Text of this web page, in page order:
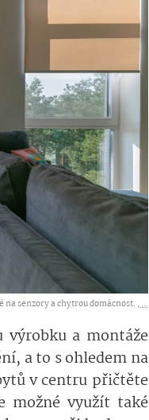
na senzory a chytrou domácnost. ,...
a montáže
a to s ohledem na
v centru přičtěte
možné využít také